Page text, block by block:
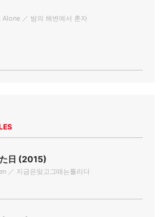
／ 밤의 해변에서 혼자
日 (2015)
／ 지금은맞고그때는틀리다